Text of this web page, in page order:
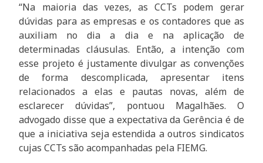
“Na maioria das vezes, as CCTs podem gerar
dúvidas para as empresas e os contadores que as
auxiliam no dia a dia e na aplicação de
determinadas cláusulas. Então, a intenção com
esse projeto é justamente divulgar as convenções
de forma descomplicada, apresentar itens
relacionados a elas e pautas novas, além de
esclarecer dúvidas”, pontuou Magalhães. O
advogado disse que a expectativa da Gerência é de
que a iniciativa seja estendida a outros sindicatos
cujas CCTs são acompanhadas pela FIEMG.